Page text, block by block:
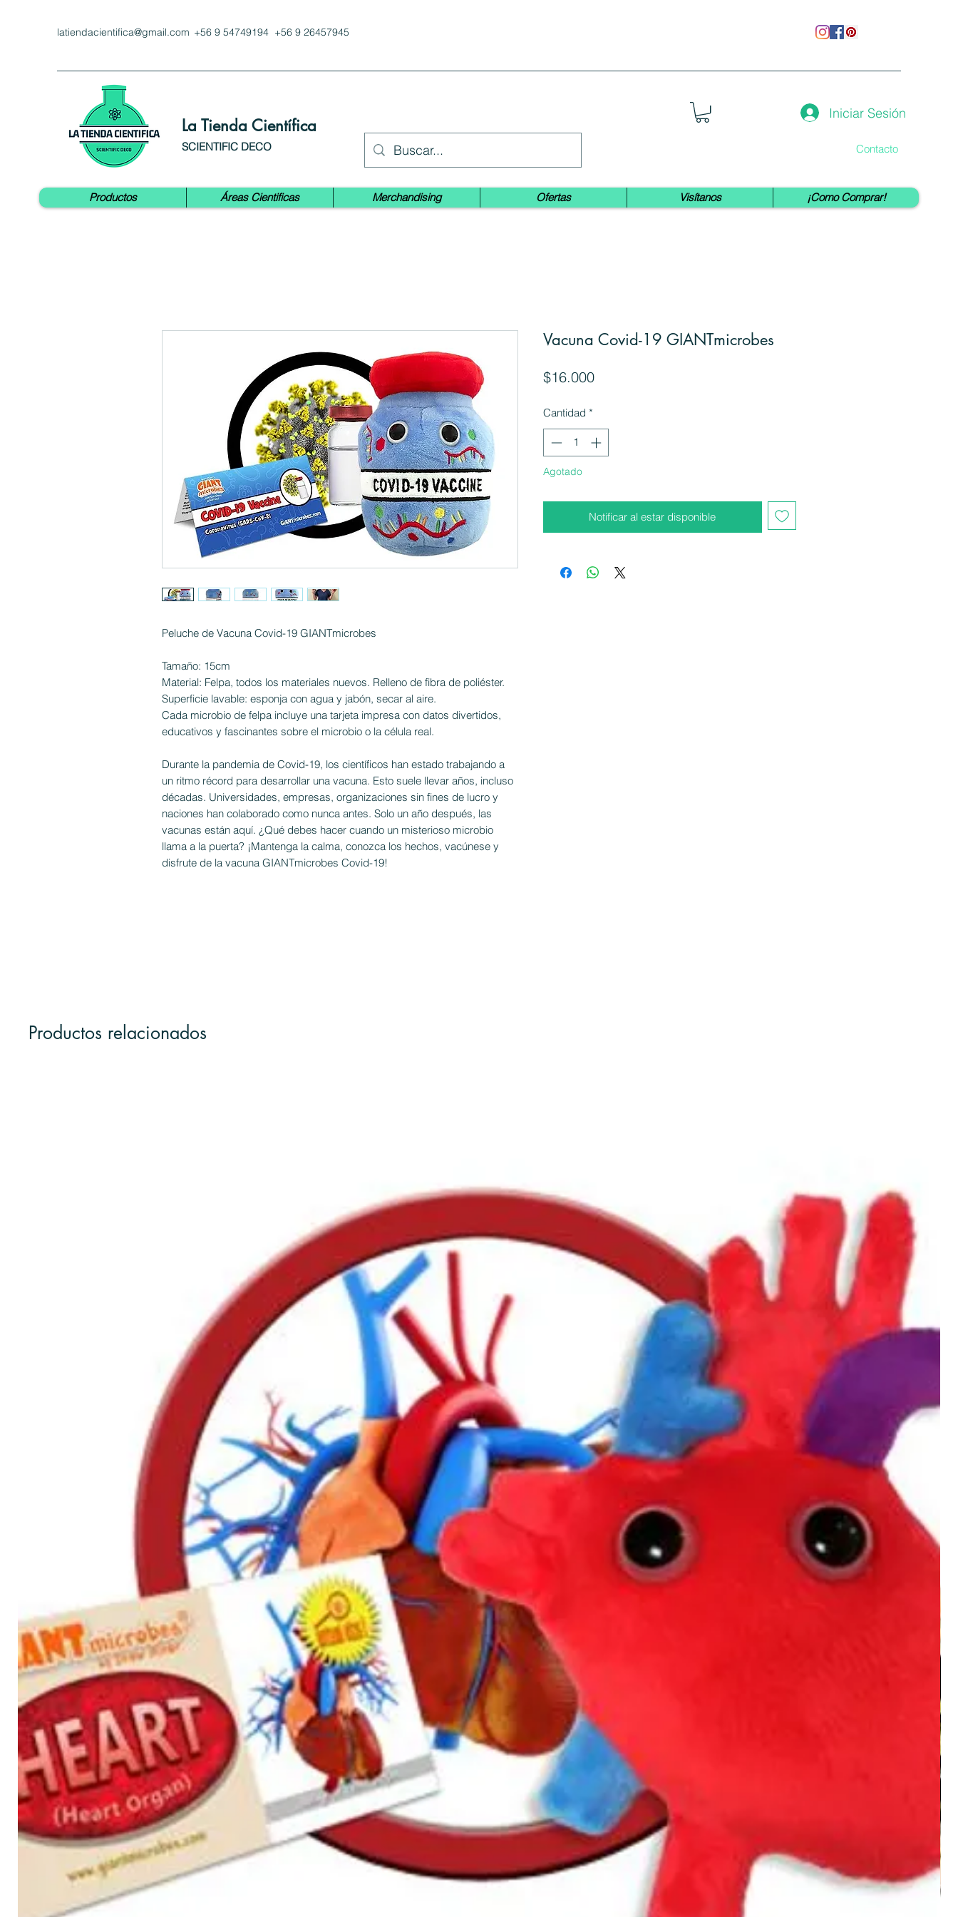
latiendacientifica@gmail.com +56 9 54749194 +56 9 26457945
La Tienda Científica
SCIENTIFIC DECO
Iniciar Sesión
Contacto
Productos Áreas Cientificas Merchandising Ofertas Visítanos ¡Como Comprar!
Productos relacionados
Peluche de Vacuna Covid-19 GIANTmicrobes
Tamaño: 15cm
Material: Felpa, todos los materiales nuevos. Relleno de fibra de poliéster.
Superficie lavable: esponja con agua y jabón, secar al aire.
Cada microbio de felpa incluye una tarjeta impresa con datos divertidos,
educativos y fascinantes sobre el microbio o la célula real.
Durante la pandemia de Covid-19, los científicos han estado trabajando a
un ritmo récord para desarrollar una vacuna. Esto suele llevar años, incluso
décadas. Universidades, empresas, organizaciones sin fines de lucro y
naciones han colaborado como nunca antes. Solo un año después, las
vacunas están aquí. ¿Qué debes hacer cuando un misterioso microbio
llama a la puerta? ¡Mantenga la calma, conozca los hechos, vacúnese y
disfrute de la vacuna GIANTmicrobes Covid-19!
Vacuna Covid-19 GIANTmicrobes
$16.000Precio
Cantidad *
Agotado
Notificar al estar disponible